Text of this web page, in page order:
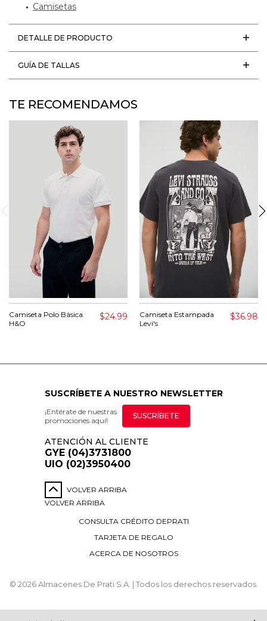
Camisetas
DETALLE DE PRODUCTO
GUÍA DE TALLAS
TE RECOMENDAMOS
Camiseta Polo Básica
H&O
$24.99
Camiseta Estampada
Levi's
$36.98
SUSCRÍBETE A NUESTRO NEWSLETTER
¡Entérate de nuestras
promociones aquí!
SUSCRÍBETE
ATENCIÓN AL CLIENTE
GYE (04)3731800
UIO (02)3950400
VOLVER ARRIBA
VOLVER ARRIBA
CONSULTA CRÉDITO DEPRATI
TARJETA DE REGALO
ACERCA DE NOSOTROS
© 2026 Almacenes De Prati S.A. | Todos los derechos reservados.